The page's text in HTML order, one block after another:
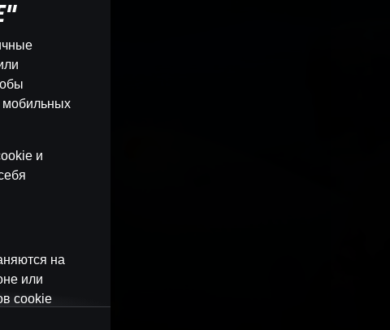
мобильных
и
на
или
cookie
наши веб-